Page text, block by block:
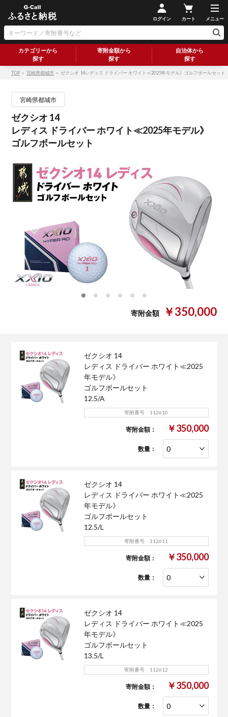
ログイン カート メニュー
カテゴリーから
探す
寄附金額から
探す
自治体から
探す
TOP ＞宮崎県都城市 ＞ ゼクシオ 14レディス ドライバー ホワイト≪2025年モデル》ゴルフボールセット
宮崎県都城市
ゼクシオ 14
レディス ドライバー ホワイト≪2025年モデル》
ゴルフボールセット
寄附金額 ￥350,000
ゼクシオ 14
レディス ドライバー ホワイト≪2025
年モデル》
ゴルフボールセット
12.5/A
寄附番号 112610
寄附金額： ￥350,000
数量：
ゼクシオ 14
レディス ドライバー ホワイト≪2025
年モデル》
ゴルフボールセット
12.5/L
寄附番号 112611
寄附金額： ￥350,000
数量：
ゼクシオ 14
レディス ドライバー ホワイト≪2025
年モデル》
ゴルフボールセット
13.5/L
寄附番号 112612
寄附金額： ￥350,000
数量：